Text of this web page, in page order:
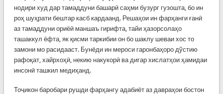
нодири худ дар тамаддуни башарӣ саҳми бузург гузошта, бо ин
роҳ шуҳрати бештар касб кардаанд. Решаҳои ин фарҳанги ғанӣ
аз тамаддуни ориёӣ маншаъ гирифта, тайи ҳазорсолаҳо
ташаккул ёфта, як қисми таркибии он бо шаклу шеваи хос то
замони мо расидааст. Бунёди ин мероси гаронбаҳоро дўстию
рафоқат, хайрхоҳӣ, некию накукорӣ ва дигар хислатҳои ҳамидаи
инсонӣ ташкил медиҳанд.
Тоҷикон баробари рушди фарҳангу адабиёт аз давраҳои бостон